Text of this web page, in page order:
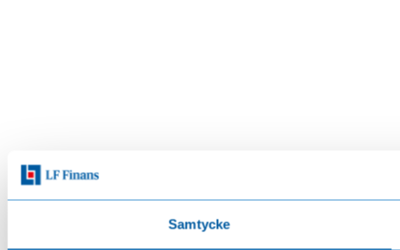
Samtycke